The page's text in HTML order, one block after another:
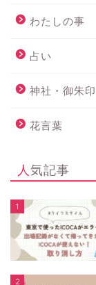
わたしの事
占い
神社・御朱印
花言葉
人気記事
1
2